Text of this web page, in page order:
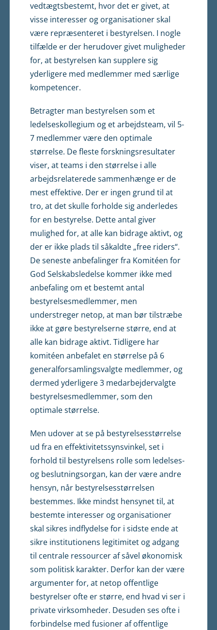
vedtægtsbestemt, hvor det er givet, at
visse interesser og organisationer skal
være repræsenteret i bestyrelsen. I nogle
tilfælde er der herudover givet muligheder
for, at bestyrelsen kan supplere sig
yderligere med medlemmer med særlige
kompetencer.
Betragter man bestyrelsen som et
ledelseskollegium og et arbejds­team, vil 5-
7 medlemmer være den optimale
størrelse. De fleste forskningsresultater
viser, at teams i den størrelse i alle
arbejdsrela­terede sammenhænge er de
mest effektive. Der er ingen grund til at
tro, at det skulle forholde sig anderledes
for en bestyrelse. Dette antal giver
mulighed for, at alle kan bidrage aktivt, og
der er ikke plads til såkaldte „free riders“.
De seneste anbefalinger fra Komitéen for
God Selskabsledelse kommer ikke med
anbefaling om et bestemt antal
bestyrelsesmedlemmer, men
understreger netop, at man bør til­stræbe
ikke at gøre bestyrelserne større, end at
alle kan bidrage aktivt. Tidligere har
komitéen anbefalet en størrelse på 6
generalforsam­lingsvalgte medlemmer, og
dermed yderligere 3 medarbejdervalgte
bestyrelsesmedlemmer, som den
optimale størrelse.
Men udover at se på bestyrelsesstørrelse
ud fra en effektivitets­synsvinkel, set i
forhold til bestyrelsens rolle som ledelses-
og beslutningsorgan, kan der være andre
hensyn, når bestyrelsesstør­relsen
bestemmes. Ikke mindst hensynet til, at
bestemte interesser og organisationer
skal sikres indflydelse for i sidste ende at
sikre institutionens legitimitet og adgang
til centrale ressourcer af såvel økonomisk
som politisk karakter. Derfor kan der være
argumenter for, at netop offentlige
bestyrelser ofte er større, end hvad vi ser i
private virksomheder. Desuden ses ofte i
forbindelse med fusioner af offentlige